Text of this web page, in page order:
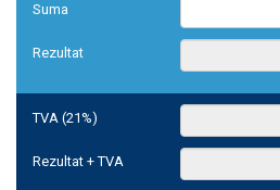
Suma
Rezultat
TVA (21%)
Rezultat + TVA